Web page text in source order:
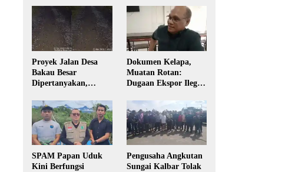
Proyek Jalan Desa
Bakau Besar
Dipertanyakan,
dan Transparansi
Pelaksanaan
Pembangunan
Dokumen Kelapa,
Muatan Rotan:
Dugaan Ekspor Ilegal
Publik Kalbar
SPAM Papan Uduk
Kini Berfungsi
Pengusaha Angkutan
Sungai Kalbar Tolak